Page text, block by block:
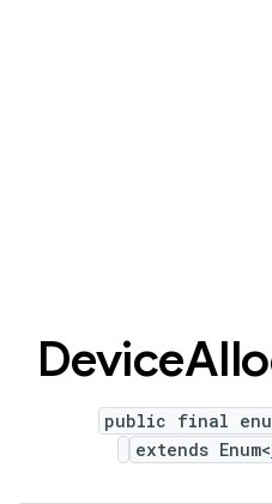
Device
public final
extends Enum<